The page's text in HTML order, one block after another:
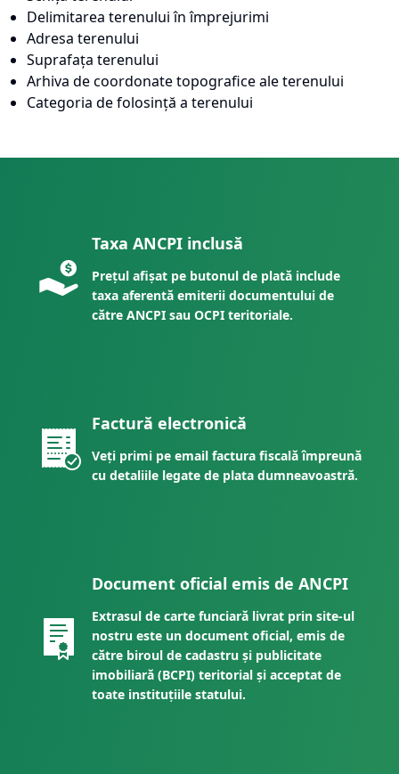
Delimitarea terenului în împrejurimi
Adresa terenului
Suprafața terenului
Arhiva de coordonate topografice ale terenului
Categoria de folosință a terenului
Taxa ANCPI inclusă
Prețul afișat pe butonul de plată include
taxa aferentă emiterii documentului de
către ANCPI sau OCPI teritoriale.
Factură electronică
Veți primi pe email factura fiscală împreună
cu detaliile legate de plata dumneavoastră.
Document oficial emis de ANCPI
Extrasul de carte funciară livrat prin site-ul
nostru este un document oficial, emis de
către biroul de cadastru și publicitate
imobiliară (BCPI) teritorial și acceptat de
toate instituțiile statului.